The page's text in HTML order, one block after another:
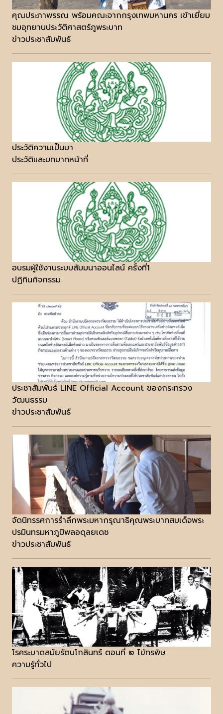
คุณประภาพรรณ พร้อมคณะจากกรุงเทพมหานคร เข้าเยี่ยม
ชมอุทยานประวัติศาสตร์ภูพระบาท
ข่าวประชาสัมพันธ์
ประวัติความเป็นมา
ประวัติและบทบาทหน้าที่
อบรมผู้ใช้งานระบบสัมมนาออนไลน์ ครั้งที่1
ปฏิทินกิจกรรม
ประชาสัมพันธ์ LINE Official Account ของกระทรวง
วัฒนธรรม
ข่าวประชาสัมพันธ์
จัดนิทรรศการรำลึกพระมหากรุณาธิคุณพระบาทสมเด็จพระ
ปรมินทรมหาภูมิพลอดุลยเดช
ข่าวประชาสัมพันธ์
โรคระบาดสมัยรัตนโกสินทร์ ตอนที่ ๒ ไข้ทรพิษ
ความรู้ทั่วไป